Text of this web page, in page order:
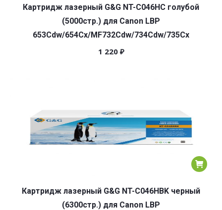
Картридж лазерный G&G NT-C046HC голубой
(5000стр.) для Canon LBP
653Cdw/654Cx/MF732Cdw/734Cdw/735Cx
1 220 ₽
Картридж лазерный G&G NT-C046HBK черный
(6300стр.) для Canon LBP